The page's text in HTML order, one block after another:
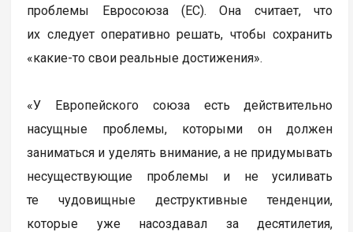
проблемы Евросоюза (ЕС). Она считает, что
их следует оперативно решать, чтобы сохранить
«какие-то свои реальные достижения».
«У Европейского союза есть действительно
насущные проблемы, которыми он должен
заниматься и уделять внимание, а не придумывать
несуществующие проблемы и не усиливать
те чудовищные деструктивные тенденции,
которые уже насоздавал за десятилетия,